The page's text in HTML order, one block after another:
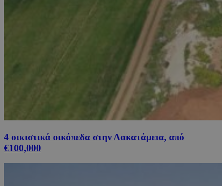
4 οικιστικά οικόπεδα στην Λακατάμεια, από
€100,000